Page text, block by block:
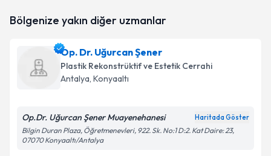
talebi oluşturun. Size bu uzmandan randevu almanız
bilgilendireceğiz.
E-posta Adresiniz
Kişisel verilerimin işlenmesine ilişkinAydınlatma
Metni'ni okudum ve kişisel verilerimin belirtilen
Bölgenize yakın diğer uzmanlar
Op. Dr. Uğurcan Şener
Plastik Rekonstrüktif ve Estetik Cerrahi
Antalya, Konyaaltı
Op.Dr. Uğurcan Şener Muayenehanesi Haritada Göster
Bilgin Duran Plaza, Öğretmenevleri, 922. Sk. No:1 D:2. Kat Daire: 23,
07070 Konyaaltı/Antalya